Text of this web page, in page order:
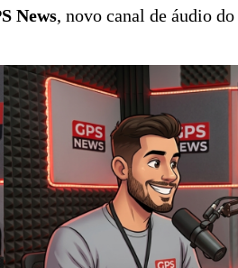
News, novo canal de áudio do